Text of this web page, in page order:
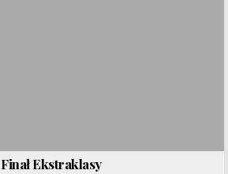
Finał Ekstraklasy